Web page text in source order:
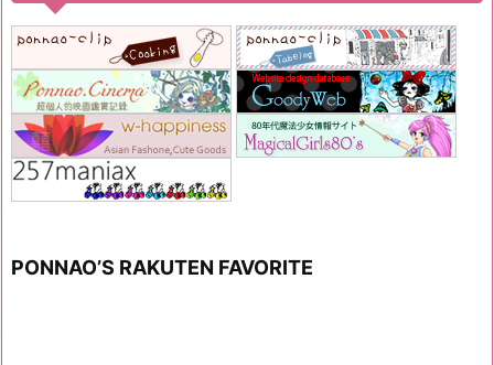
PONNAO’S RAKUTEN FAVORITE